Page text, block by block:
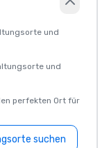
und
und
perfekten Ort für
suchen